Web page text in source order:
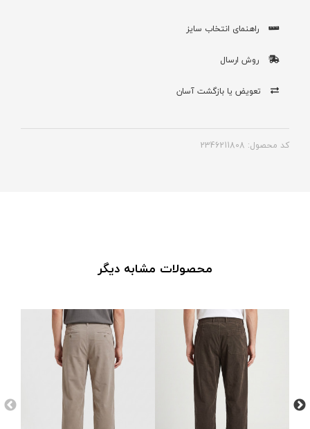
راهنمای انتخاب سایز
روش ارسال
تعویض یا بازگشت آسان
کد محصول: 2346211808
محصولات مشابه دیگر